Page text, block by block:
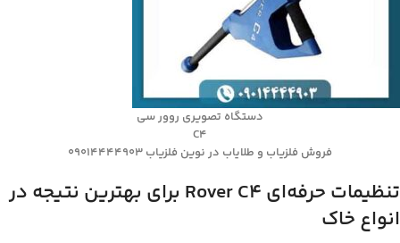
دستگاه تصویری روور سی
C4
فروش فلزیاب و طلایاب در نوین فلزیاب 09014444903
تنظیمات حرفه‌ای Rover C4 برای بهترین نتیجه در
انواع خاک